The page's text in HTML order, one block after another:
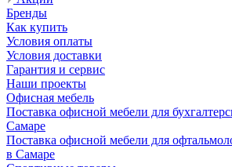
Бренды
Как купить
Условия оплаты
Условия доставки
Гарантия и сервис
Наши проекты
Офисная мебель
Поставка офисной мебели для
Самаре
Поставка офисной мебели для
в Самаре